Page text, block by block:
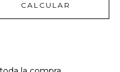
CALCULAR